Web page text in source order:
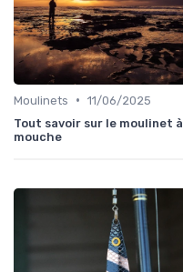
Moulinets • 11/06/2025
Tout savoir sur le moulinet à
mouche